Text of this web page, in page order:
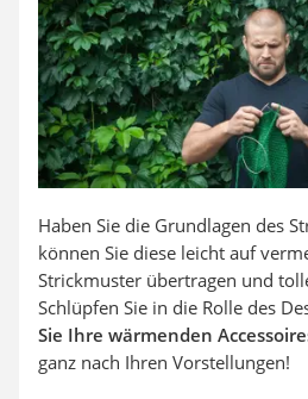
Ferngesteuertes Auto
Subwoofer
Beheizbare Handschuhe
Haben Sie die Grundlagen des
können Sie diese leicht auf
Strickmuster übertragen und
Schlüpfen Sie in die Rolle des
Sie Ihre wärmenden
ganz nach Ihren Vorstellungen!